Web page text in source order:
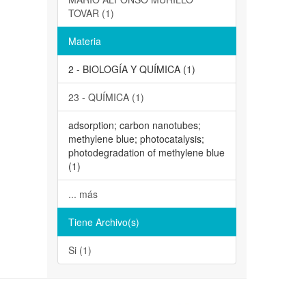
TOVAR (1)
Materia
2 - BIOLOGÍA Y QUÍMICA (1)
23 - QUÍMICA (1)
adsorption; carbon nanotubes;
methylene blue; photocatalysis;
photodegradation of methylene blue
(1)
... más
Tiene Archivo(s)
Si (1)